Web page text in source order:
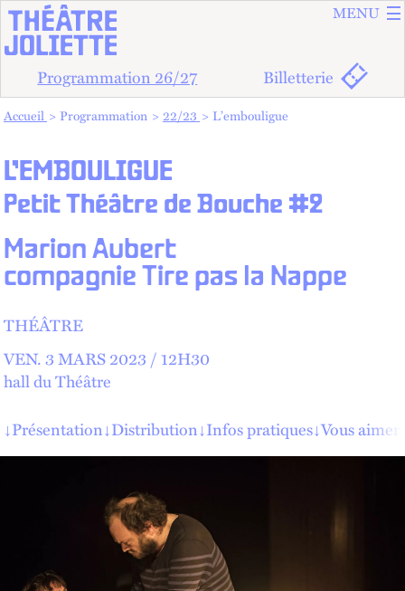
ALLER
ALLER
MENU
Programmation 26/27 Billetterie
Vous êtes dans :
Accueil Programmation 22/23 L’embouligue
L’EMBOULIGUE
Petit Théâtre de Bouche #2
Marion Aubert
compagnie Tire pas la Nappe
THÉÂTRE
VEN.3 MARS 2023 /12H30
hall du Théâtre
↓Présentation↓Distribution↓Infos pratiques↓Vous